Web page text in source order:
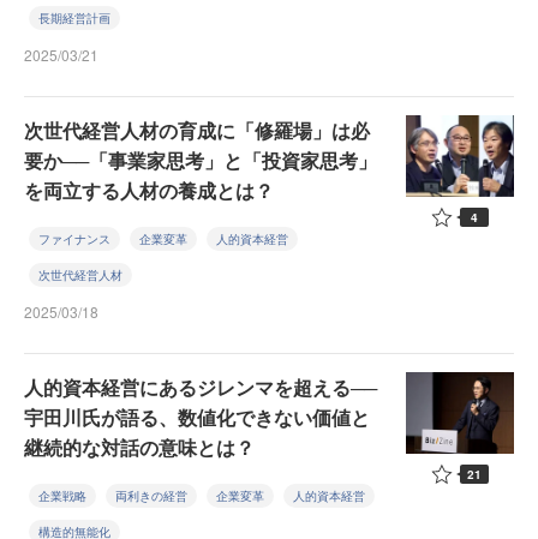
長期経営計画
2025/03/21
次世代経営人材の育成に「修羅場」は必
要か──「事業家思考」と「投資家思考」
を両立する人材の養成とは？
ファイナンス 企業変革 人的資本経営
次世代経営人材
2025/03/18
4
人的資本経営にあるジレンマを超える──
宇田川氏が語る、数値化できない価値と
継続的な対話の意味とは？
企業戦略 両利きの経営 企業変革 人的資本経営
構造的無能化
21